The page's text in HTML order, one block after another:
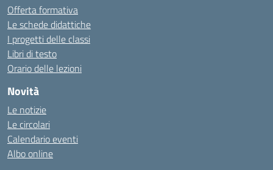
Offerta formativa
Le schede didattiche
I progetti delle classi
Libri di testo
Orario delle lezioni
Novità
Le notizie
Le circolari
Calendario eventi
Albo online